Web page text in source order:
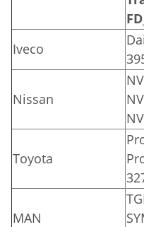
Iveco
Nissan
Toyota
MAN